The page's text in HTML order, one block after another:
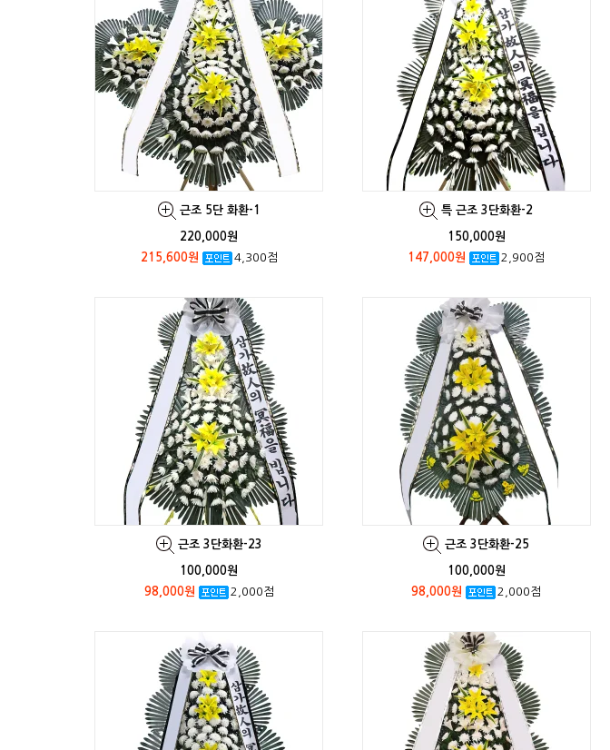
근조 5단 화환-1
220,000원
215,600원
4,300점
특 근조 3단화환-2
150,000원
147,000원
2,900점
근조 3단화환-23
100,000원
98,000원
2,000점
근조 3단화환-25
100,000원
98,000원
2,000점